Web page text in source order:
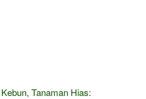
Tanaman Hias: